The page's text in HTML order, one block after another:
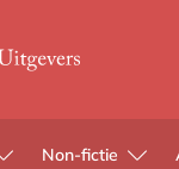
Non-fictie